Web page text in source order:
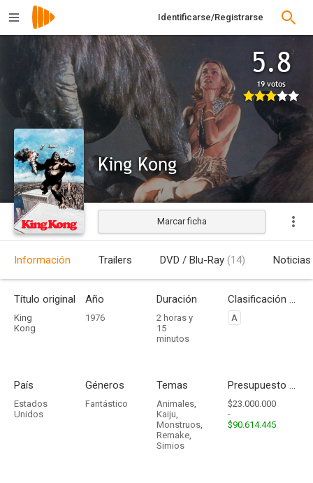
Identificarse/Registrarse
5.8
19 votos
King Kong
Estrenada
Marcar ficha
Información Trailers DVD / Blu-Ray (14) Noticias
Título original
King
Kong
Año
1976
Duración
2 horas y
15
minutos
Clasificación por edades
A
País
Estados
Unidos
Géneros
Fantástico
Temas
Animales,
Kaiju,
Monstruos,
Remake,
Simios
Presupuesto - Ingresos
$23.000.000
-
$90.614.445